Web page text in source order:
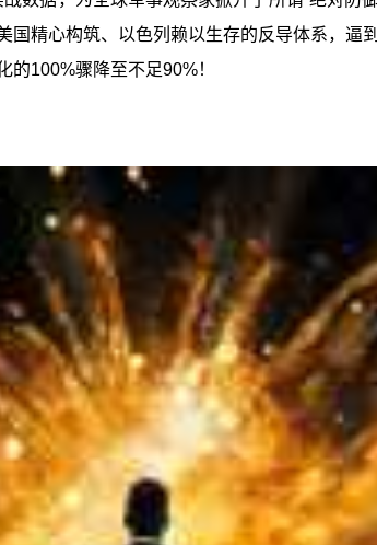
精心构筑、以色列赖以生存的反导体系，逼
的100%骤降至不足90%！